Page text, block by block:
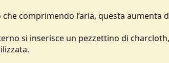
comprimendo l’aria, questa aumenta
si inserisce un pezzettino di charcloth,